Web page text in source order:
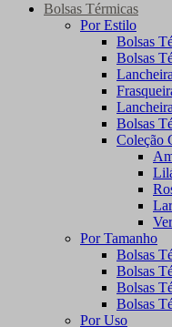
Bolsas Térmicas
Por Estilo
Bolsas
Bolsas
Bolsas
Coleção
Por Tamanho
Bolsas
Bolsas
Bolsas
Bolsas
Por Uso